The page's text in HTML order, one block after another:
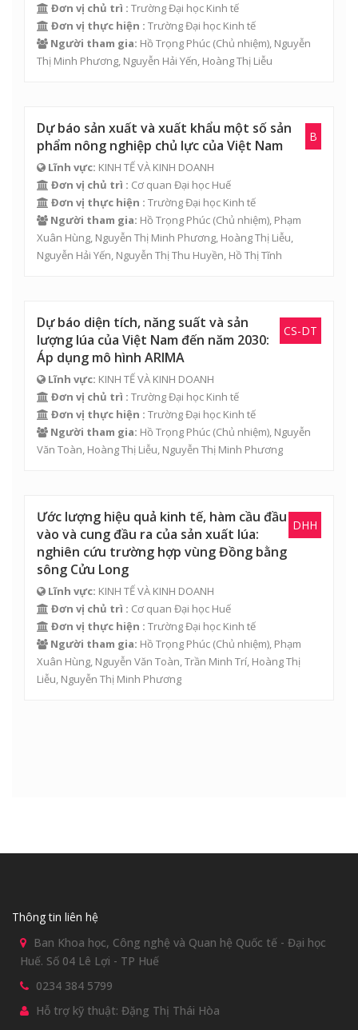
Đơn vị chủ trì : Trường Đại học Kinh tế
Đơn vị thực hiện : Trường Đại học Kinh tế
Người tham gia: Hồ Trọng Phúc (Chủ nhiệm), Nguyễn
Thị Minh Phương, Nguyễn Hải Yến, Hoàng Thị Liễu
B
Dự báo sản xuất và xuất khẩu một số sản
phẩm nông nghiệp chủ lực của Việt Nam
Lĩnh vực: KINH TẾ VÀ KINH DOANH
Đơn vị chủ trì : Cơ quan Đại học Huế
Đơn vị thực hiện : Trường Đại học Kinh tế
Người tham gia: Hồ Trọng Phúc (Chủ nhiệm), Phạm
Xuân Hùng, Nguyễn Thị Minh Phương, Hoàng Thị Liễu,
Nguyễn Hải Yến, Nguyễn Thị Thu Huyền, Hồ Thị Tĩnh
CS-DT
Dự báo diện tích, năng suất và sản
lượng lúa của Việt Nam đến năm 2030:
Áp dụng mô hình ARIMA
Lĩnh vực: KINH TẾ VÀ KINH DOANH
Đơn vị chủ trì : Trường Đại học Kinh tế
Đơn vị thực hiện : Trường Đại học Kinh tế
Người tham gia: Hồ Trọng Phúc (Chủ nhiệm), Nguyễn
Văn Toàn, Hoàng Thị Liễu, Nguyễn Thị Minh Phương
DHH
Ước lượng hiệu quả kinh tế, hàm cầu đầu
vào và cung đầu ra của sản xuất lúa:
nghiên cứu trường hợp vùng Đồng bằng
sông Cửu Long
Lĩnh vực: KINH TẾ VÀ KINH DOANH
Đơn vị chủ trì : Cơ quan Đại học Huế
Đơn vị thực hiện : Trường Đại học Kinh tế
Người tham gia: Hồ Trọng Phúc (Chủ nhiệm), Phạm
Xuân Hùng, Nguyễn Văn Toàn,Trần Minh Trí, Hoàng Thị
Liễu, Nguyễn Thị Minh Phương
Thông tin liên hệ
Ban Khoa học, Công nghệ và Quan hệ Quốc tế - Đại học
Huế. Số 04 Lê Lợi - TP Huế
0234 384 5799
Hỗ trợ kỹ thuật: Đặng Thị Thái Hòa